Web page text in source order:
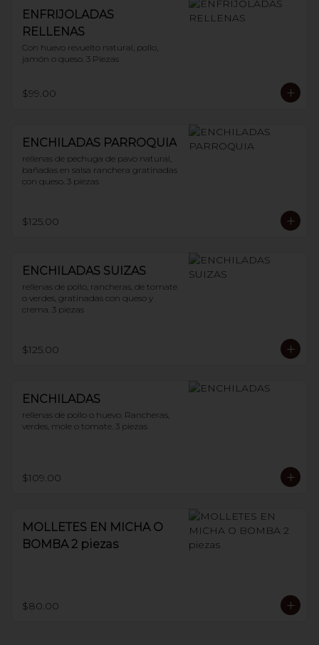
ENFRIJOLADAS
RELLENAS
Con huevo revuelto natural, pollo,
jamón o queso. 3 Piezas
$99.00
ENCHILADAS PARROQUIA
rellenas de pechuga de pavo natural,
bañadas en salsa ranchera gratinadas
con queso. 3 piezas
$125.00
ENCHILADAS SUIZAS
rellenas de pollo, rancheras, de tomate
o verdes, gratinadas con queso y
crema. 3 piezas
$125.00
ENCHILADAS
rellenas de pollo o huevo. Rancheras,
verdes, mole o tomate. 3 piezas
$109.00
MOLLETES EN MICHA O
BOMBA 2 piezas
$80.00